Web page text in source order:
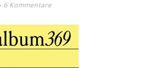
6 Kommentare